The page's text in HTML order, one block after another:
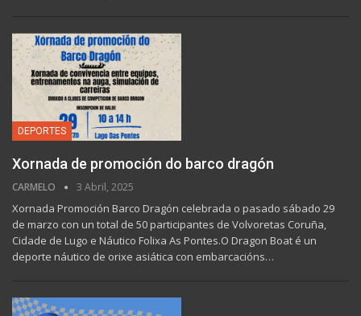
DEPORTES
Xornada de promoción do barco dragón
CARMELO 3 Abril, 2025
Xornada Promoción Barco Dragón celebrada o pasado sábado 29
de marzo con un total de 50 participantes de Volvoretas Coruña,
Cidade de Lugo e Náutico Folixa As Pontes.O Dragon Boat é un
deporte náutico de orixe asiática con embarcacións…